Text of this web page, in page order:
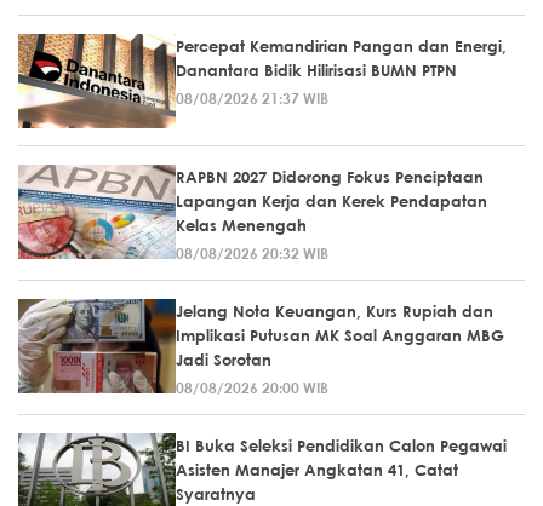
Percepat Kemandirian Pangan dan Energi,
Danantara Bidik Hilirisasi BUMN PTPN
08/08/2026 21:37 WIB
RAPBN 2027 Didorong Fokus Penciptaan
Lapangan Kerja dan Kerek Pendapatan
Kelas Menengah
08/08/2026 20:32 WIB
Jelang Nota Keuangan, Kurs Rupiah dan
Implikasi Putusan MK Soal Anggaran MBG
Jadi Sorotan
08/08/2026 20:00 WIB
BI Buka Seleksi Pendidikan Calon Pegawai
Asisten Manajer Angkatan 41, Catat
Syaratnya